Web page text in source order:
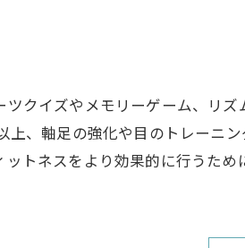
クイズやメモリーゲーム、リズ
、軸足の強化や目のトレーニン
トネスをより効果的に行うため